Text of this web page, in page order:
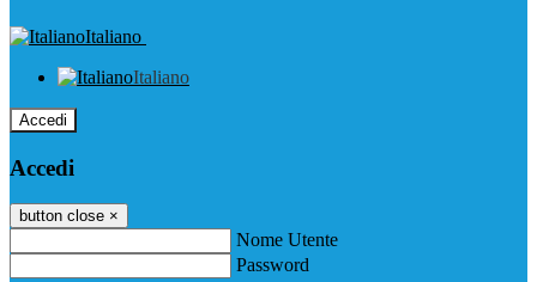
Italiano
Italiano
Accedi
Accedi
button close ×
Nome Utente
Password